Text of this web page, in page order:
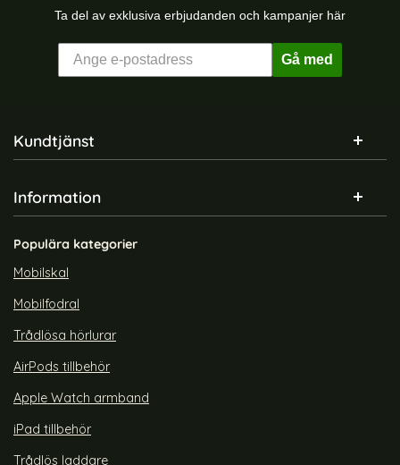
Ta del av exklusiva erbjudanden och kampanjer här
Gå med
Sidfot Blandad info och länkar
Kundtjänst
Information
Populära kategorier
Mobilskal
Mobilfodral
Trådlösa hörlurar
AirPods tillbehör
Apple Watch armband
iPad tillbehör
Trådlös laddare